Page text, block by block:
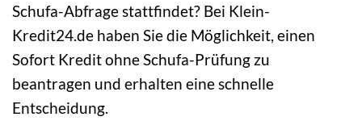
Schufa-Abfrage stattfindet? Bei Klein-
Kredit24.de haben Sie die Möglichkeit, einen
Sofort Kredit ohne Schufa-Prüfung zu
beantragen und erhalten eine schnelle
Entscheidung.